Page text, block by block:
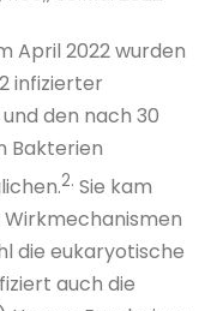
April 2022 wurden
infizierter
den nach 30
Bakterien
2.Sie kam
Wirkmechanismen
die eukaryotische
auch die